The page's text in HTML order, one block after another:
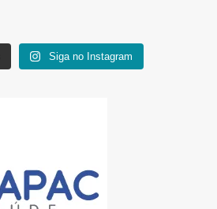
Siga no Instagram